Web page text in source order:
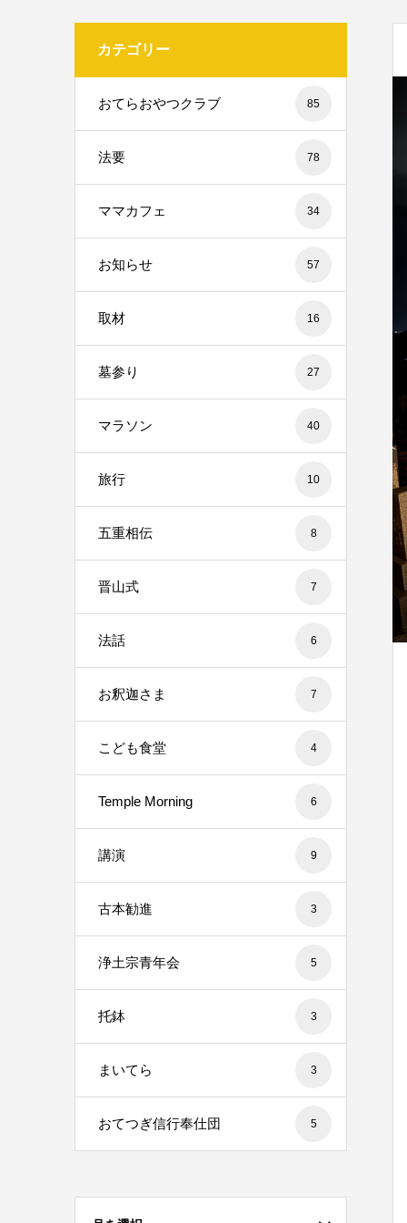
カテゴリー
おてらおやつクラブ 85
法要 78
ママカフェ 34
お知らせ 57
取材 16
墓参り 27
マラソン 40
旅行 10
五重相伝 8
晋山式 7
法話 6
お釈迦さま 7
こども食堂 4
Temple Morning 6
講演 9
古本勧進 3
浄土宗青年会 5
托鉢 3
まいてら 3
おてつぎ信行奉仕団 5